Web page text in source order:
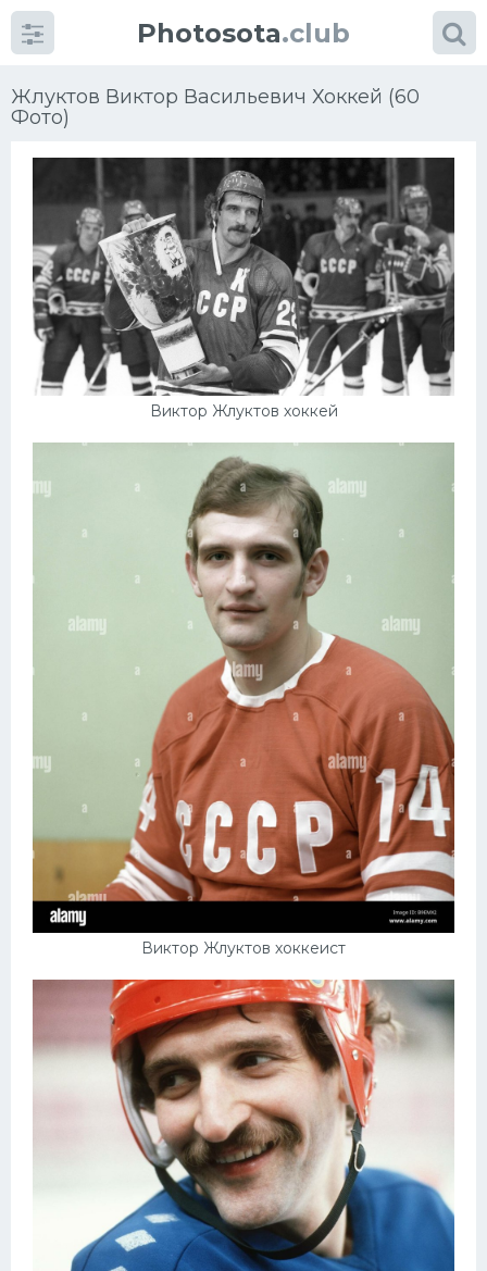
Photosota.club
Жлуктов Виктор Васильевич Хоккей (60
Фото)
Виктор Жлуктов хоккей
Виктор Жлуктов хоккеист
КатегорииФото
Еще картинки...
Футбол
Хоккей
Велогонки
Конькобежный спорт